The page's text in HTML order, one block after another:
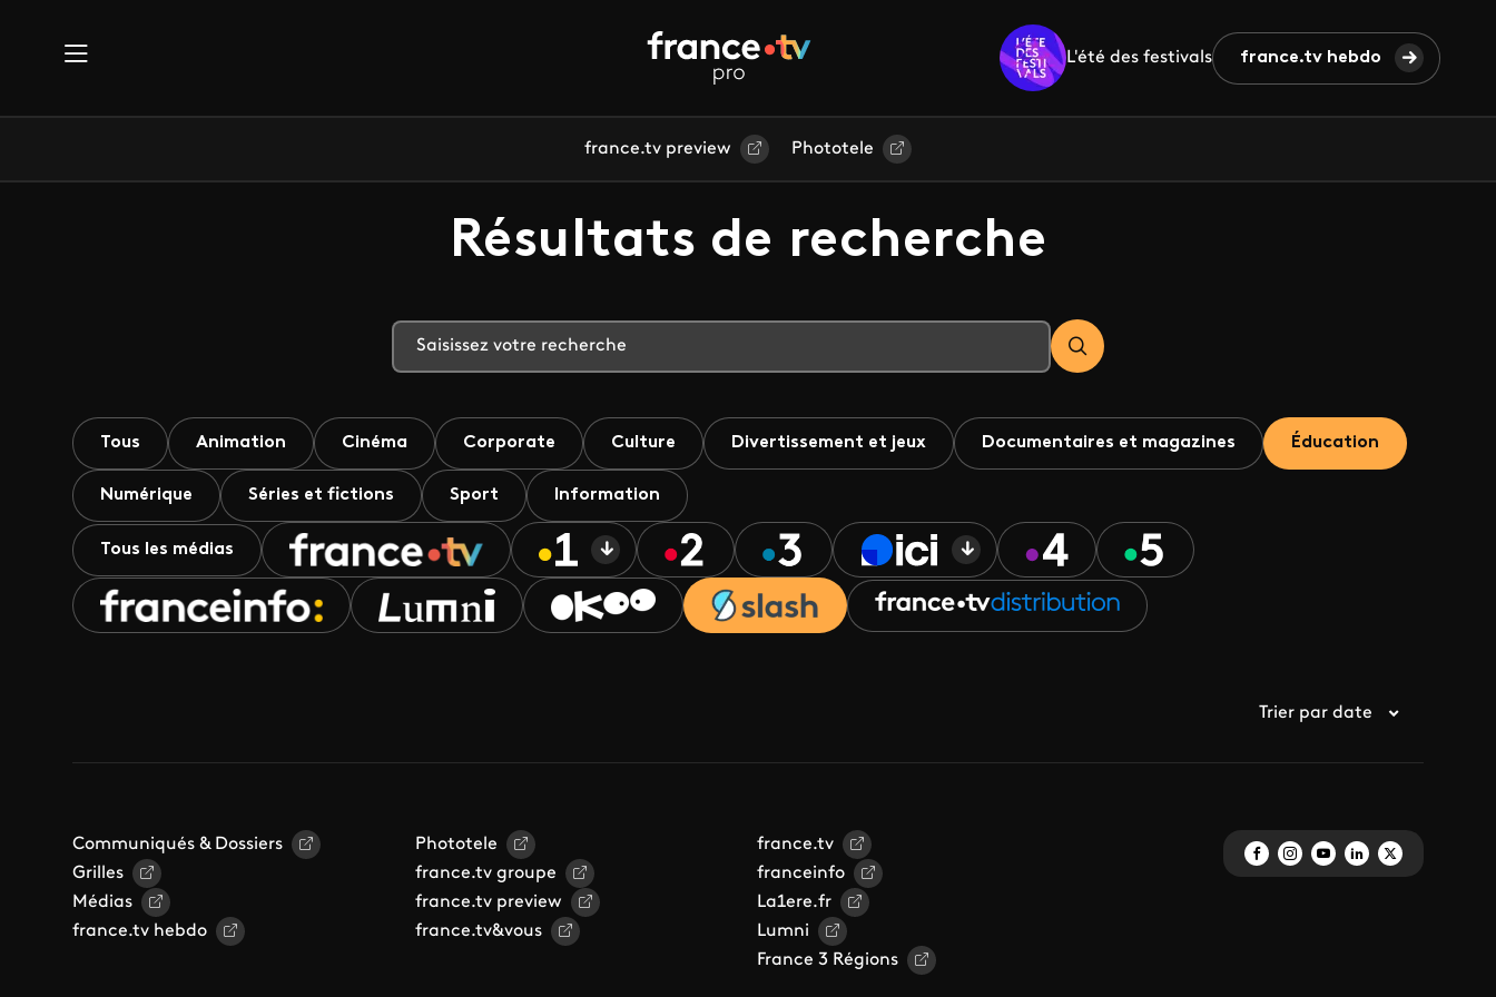
L'été des festivals france.tv hebdo
france.tv preview Phototele
Résultats de recherche
Tous Animation Cinéma Corporate Culture Divertissement et jeux Documentaires et magazines Éducation
Numérique Séries et fictions Sport Information
Tous les médias
Trier par date
Communiqués & Dossiers
Grilles
Médias
france.tv hebdo
Phototele
france.tv groupe
france.tv preview
france.tv&vous
france.tv
franceinfo
La1ere.fr
Lumni
France 3 Régions